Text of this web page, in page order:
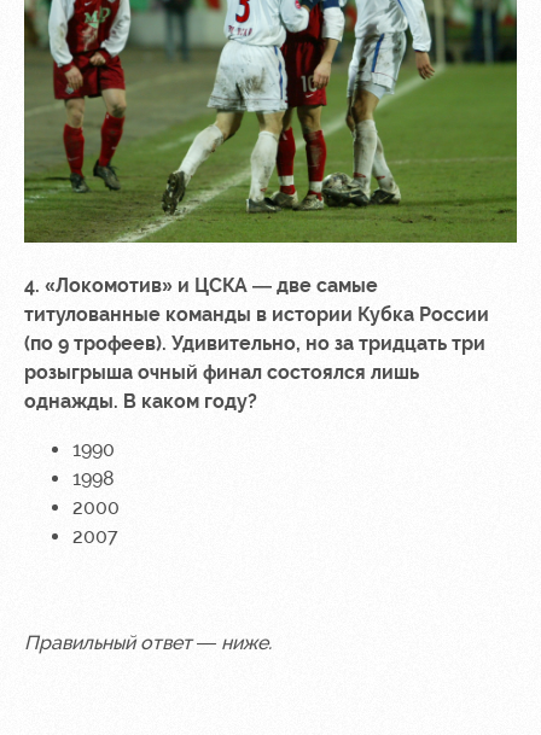
4. «Локомотив» и ЦСКА — две самые
титулованные команды в истории Кубка России
(по 9 трофеев). Удивительно, но за тридцать три
розыгрыша очный финал состоялся лишь
однажды. В каком году?
1990
1998
2000
2007
Правильный ответ — ниже.